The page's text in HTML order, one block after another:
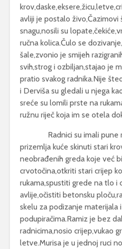
avliji je postalo živo,Čazimovi
snagu,nosili su
ručna kolica.Čulo se
šale,zvonio je smijeh
svih,strog i ozbiljan,stajao je
pratio svakog radnika.Nije
i Derviša su gledali u njega
sreće su lomili prste na
ružnu riječ koja im se otela
Radnici su imali pune
prizemlja kuće skinuti stari
neobrađenih greda koje već
crvotočina,otkriti stari crijep
rukama,spustiti grede na tlo i
avlije,očistiti betonsku
skelu za podizanje materijala
podupiračima.Ramiz je bez
radnicima,nosio crijep,vukao
letve.Murisa je u jednoj ruci